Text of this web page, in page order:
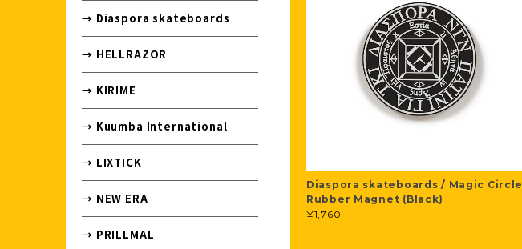
Diaspora skateboards / Magic Circle
Rubber Magnet (Black)
¥1,760
→ Diaspora skateboards
→ HELLRAZOR
→ KIRIME
→ Kuumba International
→ LIXTICK
→ NEW ERA
→ PRILLMAL